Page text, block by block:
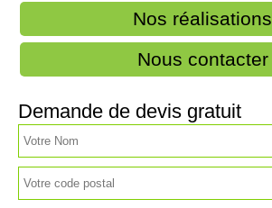
Nos réalisations
Nous contacter
Demande de devis gratuit